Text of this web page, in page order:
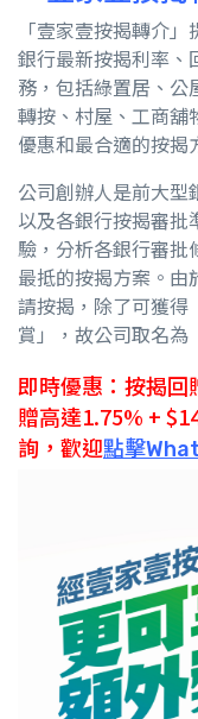
「壹家壹按揭轉介」
銀行最新按揭利率、
務，包括綠置居、公
轉按、村屋、工商舖
優惠和最合適的按揭
公司創辦人是前大型
以及各銀行按揭審批
驗，分析各銀行審批
最抵的按揭方案。由
請按揭，除了可獲得
賞」，故公司取名為
即時優惠：按揭回
贈高達1.75% +
詢，歡迎點擊